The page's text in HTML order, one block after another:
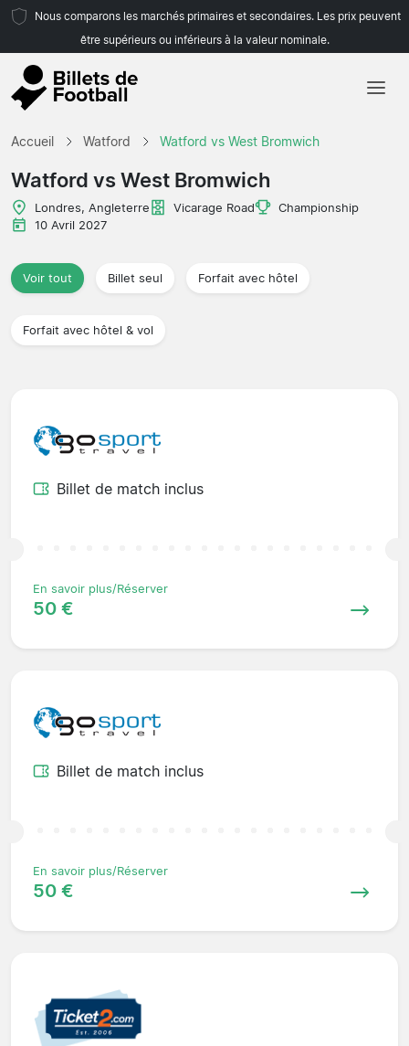
Nous comparons les marchés primaires et secondaires. Les prix peuvent
être supérieurs ou inférieurs à la valeur nominale.
Accueil Watford Watford vs West Bromwich
Watford vs West Bromwich
Londres, Angleterre Vicarage Road
Championship
10 Avril 2027
Voir tout Billet seul Forfait avec hôtel
Forfait avec hôtel & vol
Billet de match inclus
En savoir plus/Réserver
50 €
Billet de match inclus
En savoir plus/Réserver
50 €